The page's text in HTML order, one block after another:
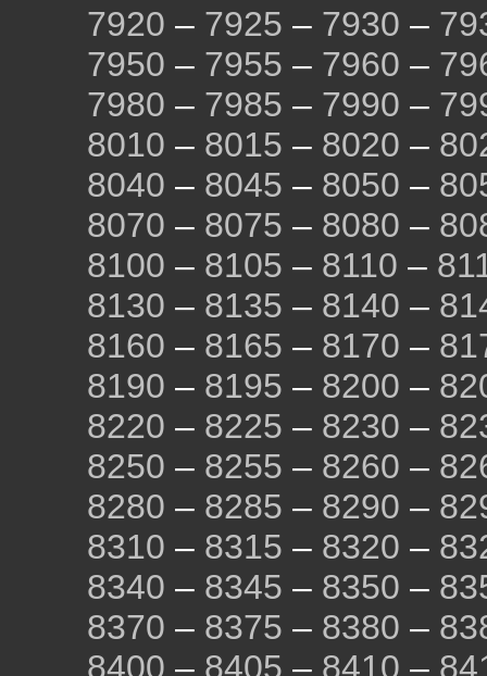
7920 – 7925 – 7930 –
7950 – 7955 – 7960 –
7980 – 7985 – 7990 –
8010 – 8015 – 8020 –
8040 – 8045 – 8050 –
8070 – 8075 – 8080 –
8100 – 8105 – 8110 –
8130 – 8135 – 8140 –
8160 – 8165 – 8170 –
8190 – 8195 – 8200 –
8220 – 8225 – 8230 –
8250 – 8255 – 8260 –
8280 – 8285 – 8290 –
8310 – 8315 – 8320 –
8340 – 8345 – 8350 –
8370 – 8375 – 8380 –
8400 – 8405 – 8410 –